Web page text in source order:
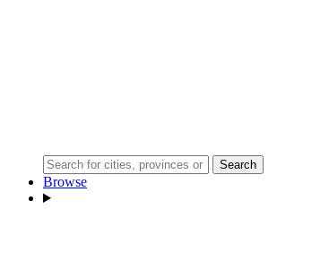
Search
Browse